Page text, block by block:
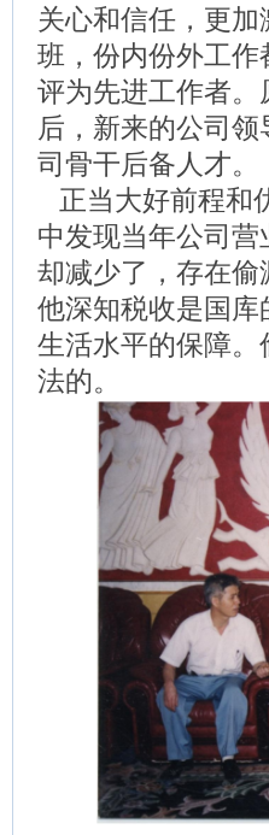
关心和信任，更
班，份内份外工
评为先进工作者
后，新来的公司
司骨干后备人才。
正当大好前程和
中发现当年公司
却减少了，存在
他深知税收是国
生活水平的保障
法的。